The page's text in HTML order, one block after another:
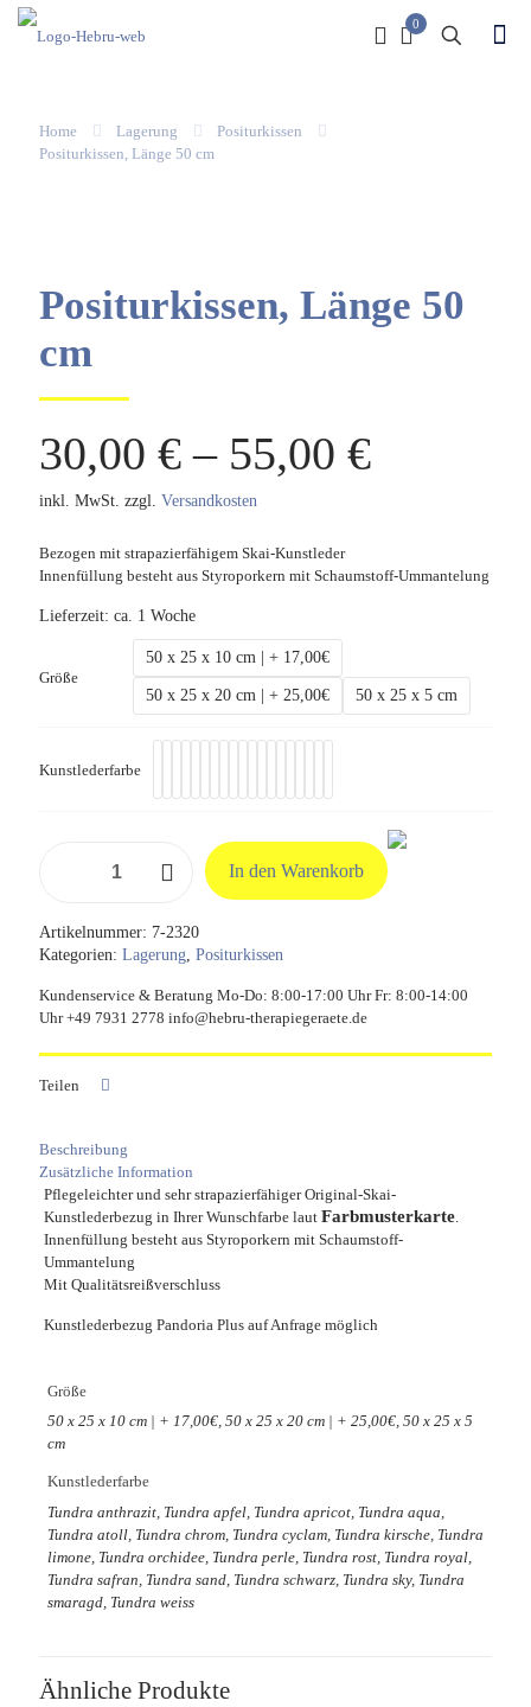
0
Home Lagerung
Positurkissen
Positurkissen, Länge 50 cm
Positurkissen, Länge 50
cm
30,00 € – 55,00 €
inkl. MwSt. zzgl. Versandkosten
Bezogen mit strapazierfähigem Skai-Kunstleder
Innenfüllung besteht aus Styroporkern mit Schaumstoff-Ummantelung
Lieferzeit: ca. 1 Woche
Größe
50 x 25 x 10 cm | + 17,00€
50 x 25 x 20 cm | + 25,00€ 50 x 25 x 5 cm
Kunstlederfarbe
Menge
In den Warenkorb
Artikelnummer: 7-2320
Kategorien: Lagerung, Positurkissen
Kundenservice & Beratung Mo-Do: 8:00-17:00 Uhr Fr: 8:00-14:00
Uhr +49 7931 2778 info@hebru-therapiegeraete.de
Teilen
Beschreibung
Zusätzliche Information
Pflegeleichter und sehr strapazierfähiger Original-Skai-
Kunstlederbezug in Ihrer Wunschfarbe laut Farbmusterkarte.
Innenfüllung besteht aus Styroporkern mit Schaumstoff-
Ummantelung
Mit Qualitätsreißverschluss
Kunstlederbezug Pandoria Plus auf Anfrage möglich
Größe
50 x 25 x 10 cm | + 17,00€, 50 x 25 x 20 cm | + 25,00€, 50 x 25 x 5
cm
Kunstlederfarbe
Tundra anthrazit, Tundra apfel, Tundra apricot, Tundra aqua,
Tundra atoll, Tundra chrom, Tundra cyclam, Tundra kirsche, Tundra
limone, Tundra orchidee, Tundra perle, Tundra rost, Tundra royal,
Tundra safran, Tundra sand, Tundra schwarz, Tundra sky, Tundra
smaragd, Tundra weiss
Ähnliche Produkte